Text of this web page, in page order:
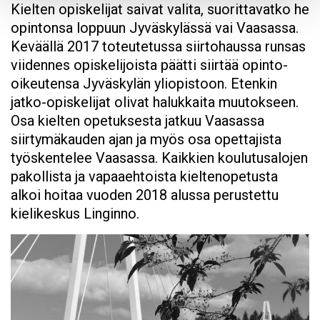
Kielten opiskelijat saivat valita, suorittavatko he
opintonsa loppuun Jyväskylässä vai Vaasassa.
Keväällä 2017 toteutetussa siirtohaussa runsas
viidennes opiskelijoista päätti siirtää opinto-
oikeutensa Jyväskylän yliopistoon. Etenkin
jatko-opiskelijat olivat halukkaita muutokseen.
Osa kielten opetuksesta jatkuu Vaasassa
siirtymäkauden ajan ja myös osa opettajista
työskentelee Vaasassa. Kaikkien koulutusalojen
pakollista ja vapaaehtoista kieltenopetusta
alkoi hoitaa vuoden 2018 alussa perustettu
kielikeskus Linginno.